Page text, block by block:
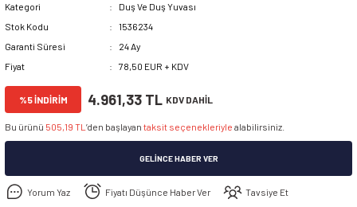
Kategori
Duş Ve Duş Yuvası
Stok Kodu
1536234
Garanti Süresi
24 Ay
Fiyat
78,50 EUR + KDV
%5 İNDİRİM 4.961,33 TL KDV DAHİL
Bu ürünü 505,19 TL ’den başlayan taksit seçenekleriyle alabilirsiniz.
GELINCE HABER VER
Yorum Yaz Fiyatı Düşünce Haber Ver Tavsiye Et